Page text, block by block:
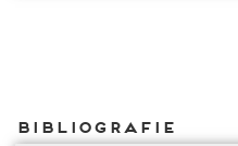
Bibliografie